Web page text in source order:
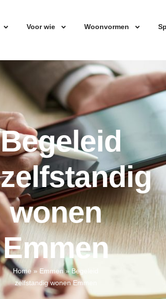
Voor wie Woonvormen
Begeleid
zelfstandig
wonen
Emmen
Home » Emmen» Begeleid
zelfstandig wonen Emmen